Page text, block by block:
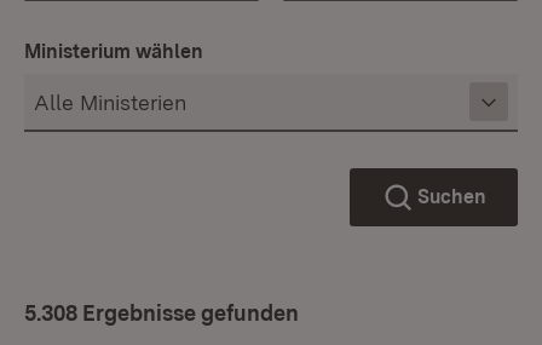
Ministerium wählen
Suchen
5.308 Ergebnisse gefunden